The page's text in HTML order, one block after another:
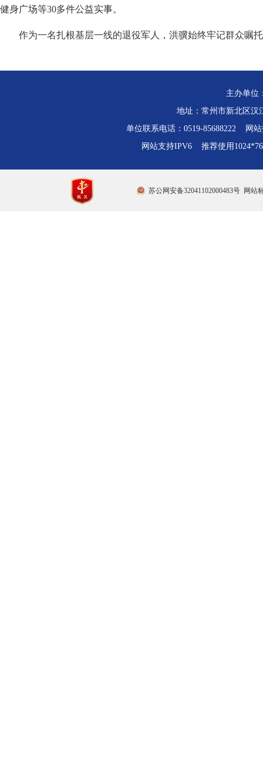
健身广场等30多件公益实事。
作为一名扎根基层一线的退役军人，洪骥始终牢记群众嘱
主办单位
地址：常州市新北区
单位联系电话：0519-85688222 网站
网站支持IPV6 推荐使用
苏公网安备32041102000483号 网站